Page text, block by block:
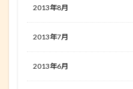
2013年8月
2013年7月
2013年6月